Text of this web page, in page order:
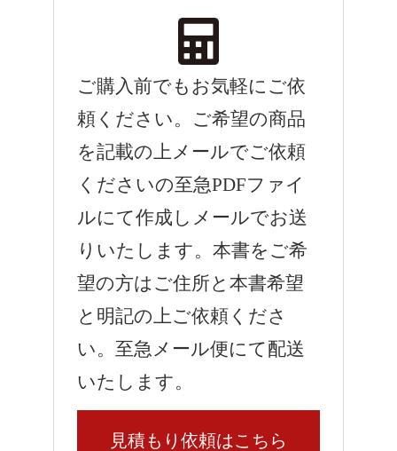
ご購入前でもお気軽にご依
頼ください。ご希望の商品
を記載の上メールでご依頼
くださいの至急PDFファイ
ルにて作成しメールでお送
りいたします。本書をご希
望の方はご住所と本書希望
と明記の上ご依頼くださ
い。至急メール便にて配送
いたします。
見積もり依頼はこちら